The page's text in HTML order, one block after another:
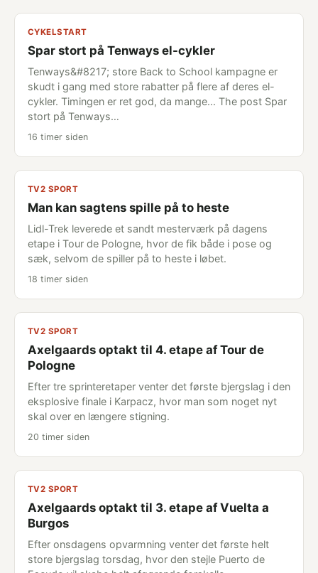
CYKELSTART
Spar stort på Tenways el-cykler
Tenways&#8217; store Back to School kampagne er
skudt i gang med store rabatter på flere af deres el-
cykler. Timingen er ret god, da mange... The post Spar
stort på Tenways…
16 timer siden
TV2 SPORT
Man kan sagtens spille på to heste
Lidl-Trek leverede et sandt mesterværk på dagens
etape i Tour de Pologne, hvor de fik både i pose og
sæk, selvom de spiller på to heste i løbet.
18 timer siden
TV2 SPORT
Axelgaards optakt til 4. etape af Tour de
Pologne
Efter tre sprinteretaper venter det første bjergslag i den
eksplosive finale i Karpacz, hvor man som noget nyt
skal over en længere stigning.
20 timer siden
TV2 SPORT
Axelgaards optakt til 3. etape af Vuelta a
Burgos
Efter onsdagens opvarmning venter det første helt
store bjergslag torsdag, hvor den stejle Puerto de